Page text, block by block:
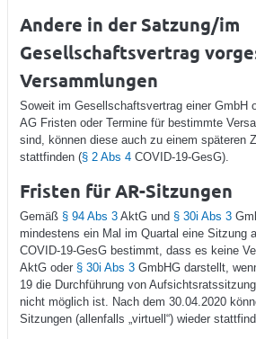
Andere in der Satzung/im
Gesellschaftsvertrag
Versammlungen
Soweit im Gesellschaftsvertrag einer GmbH
AG Fristen oder Termine für bestimmte
sind, können diese auch zu einem späteren
stattfinden (§ 2 Abs 4COVID-19-GesG).
Fristen für AR-Sitzungen
Gemäß § 94 Abs 3AktG und § 30i Abs 3
mindestens ein Mal im Quartal eine Sitzung
COVID-19-GesG bestimmt, dass es keine
AktG oder § 30i Abs 3GmbHG darstellt,
19 die Durchführung von
nicht möglich ist. Nach dem 30.04.2020
Sitzungen (allenfalls „virtuell“) wieder